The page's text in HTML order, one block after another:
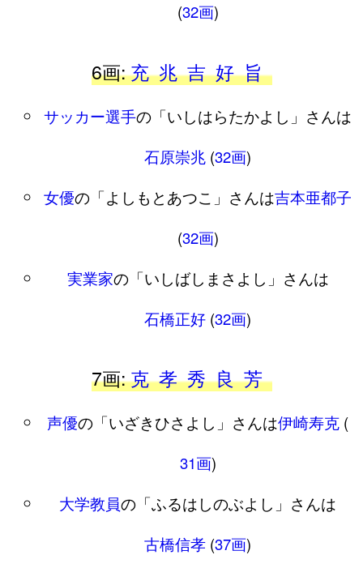
(32画)
6画:充 兆 吉 好 旨
サッカー選手の「いしはらたかよし」さんは
石原崇兆 (32画)
女優の「よしもとあつこ」さんは吉本亜都子
(32画)
実業家の「いしばしまさよし」さんは
石橋正好 (32画)
7画:克 孝 秀 良 芳
声優の「いざきひさよし」さんは伊崎寿克 (
31画)
大学教員の「ふるはしのぶよし」さんは
古橋信孝 (37画)